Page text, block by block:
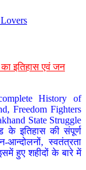
इतिहास एवं जन
History of
Freedom Fighters
State Struggle
के इतिहास की संपूर्ण
आन्दोलनों, स्वतंत्रता
हुए शहीदों के बारे में